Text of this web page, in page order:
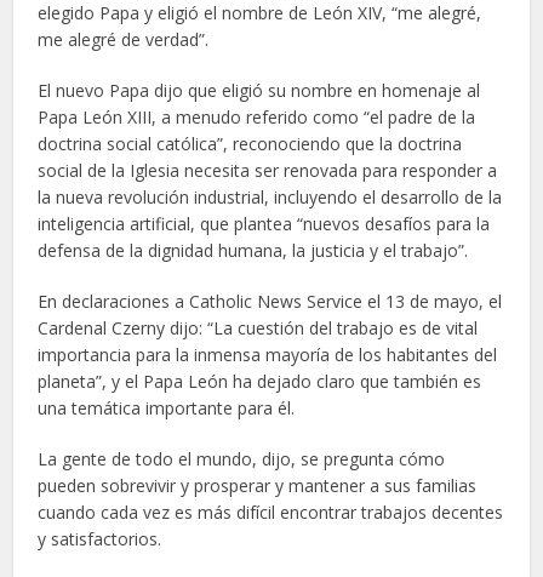
elegido Papa y eligió el nombre de León XIV, “me alegré,
me alegré de verdad”.
El nuevo Papa dijo que eligió su nombre en homenaje al
Papa León XIII, a menudo referido como “el padre de la
doctrina social católica”, reconociendo que la doctrina
social de la Iglesia necesita ser renovada para responder a
la nueva revolución industrial, incluyendo el desarrollo de la
inteligencia artificial, que plantea “nuevos desafíos para la
defensa de la dignidad humana, la justicia y el trabajo”.
En declaraciones a Catholic News Service el 13 de mayo, el
Cardenal Czerny dijo: “La cuestión del trabajo es de vital
importancia para la inmensa mayoría de los habitantes del
planeta”, y el Papa León ha dejado claro que también es
una temática importante para él.
La gente de todo el mundo, dijo, se pregunta cómo
pueden sobrevivir y prosperar y mantener a sus familias
cuando cada vez es más difícil encontrar trabajos decentes
y satisfactorios.